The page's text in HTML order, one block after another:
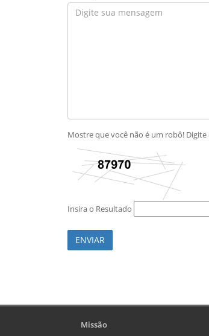
Mostre que você não é um robô!
Insira o Resultado
ENVIAR
Missão